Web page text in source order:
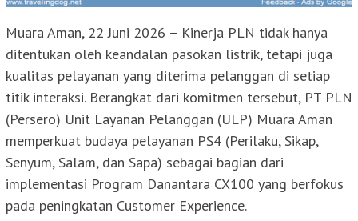
Muara Aman, 22 Juni 2026 – Kinerja PLN tidak hanya
ditentukan oleh keandalan pasokan listrik, tetapi juga
kualitas pelayanan yang diterima pelanggan di setiap
titik interaksi. Berangkat dari komitmen tersebut, PT PLN
(Persero) Unit Layanan Pelanggan (ULP) Muara Aman
memperkuat budaya pelayanan PS4 (Perilaku, Sikap,
Senyum, Salam, dan Sapa) sebagai bagian dari
implementasi Program Danantara CX100 yang berfokus
pada peningkatan Customer Experience.